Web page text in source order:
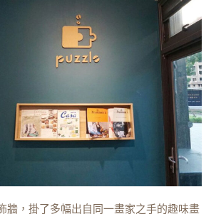
牆，掛了多幅出自同一畫家之手的趣味畫